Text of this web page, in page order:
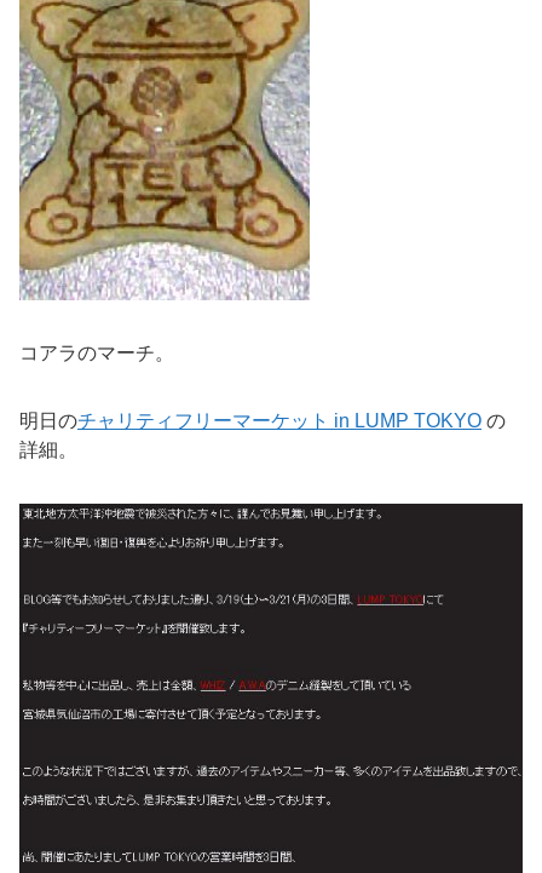
コアラのマーチ。
明日のチャリティフリーマーケット in LUMP TOKYO の
詳細。